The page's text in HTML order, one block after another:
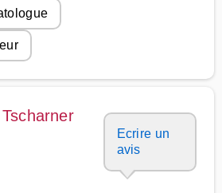
Ecrire un
avis